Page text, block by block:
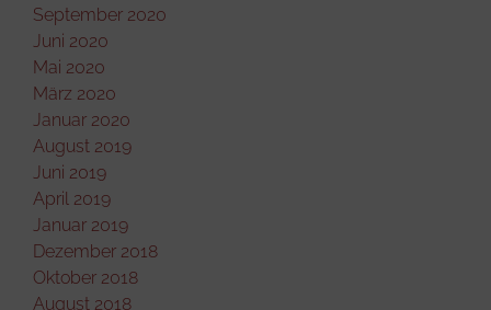
September 2020
Juni 2020
Mai 2020
März 2020
Januar 2020
August 2019
Juni 2019
April 2019
Januar 2019
Dezember 2018
Oktober 2018
August 2018